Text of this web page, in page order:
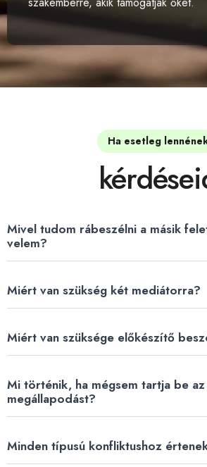
Ha esetleg
Mivel tudom rábeszélni a másik
velem?
Miért van szükség két mediátorra?
Miért van szüksége előkészítő
Mi történik, ha mégsem tartja be
megállapodást?
Minden típusú konfliktushoz